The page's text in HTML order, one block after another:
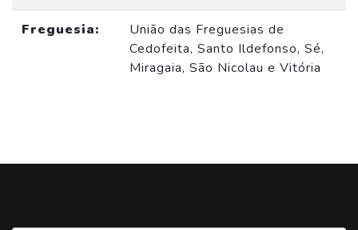
Freguesia:
União das Freguesias de
Cedofeita, Santo Ildefonso, Sé,
Miragaia, São Nicolau e Vitória